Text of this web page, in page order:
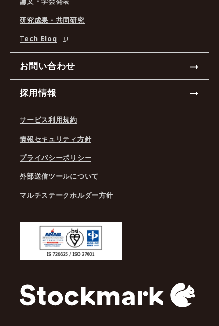
研究成果・共同研究
Tech Blog
お問い合わせ
採用情報
サービス利用規約
情報セキュリティ方針
プライバシーポリシー
外部送信ツールについて
マルチステークホルダー方針